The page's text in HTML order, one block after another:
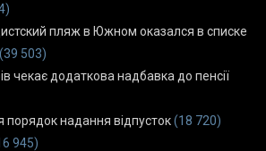
пляж в Южном оказался в списке
(39 503)
чекає додаткова надбавка до пенсії
порядок надання відпусток(18 720)
945)